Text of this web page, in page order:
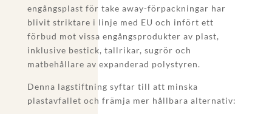
engångsplast för take away-förpackningar har
blivit striktare i linje med EU och infört ett
förbud mot vissa engångsprodukter av plast,
inklusive bestick, tallrikar, sugrör och
matbehållare av expanderad polystyren.
Denna lagstiftning syftar till att minska
plastavfallet och främja mer hållbara alternativ: